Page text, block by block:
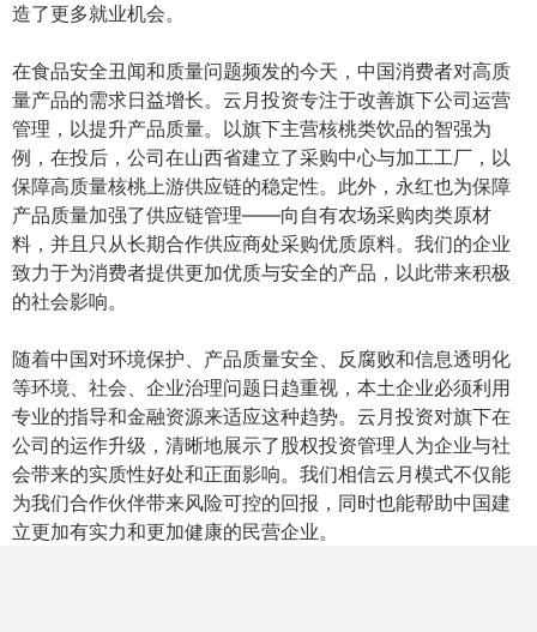
造了更多就业机会。
在食品安全丑闻和质量问题频发的今天，中国消费者对高质
量产品的需求日益增长。云月投资专注于改善旗下公司运营
管理，以提升产品质量。以旗下主营核桃类饮品的智强为
例，在投后，公司在山西省建立了采购中心与加工工厂，以
保障高质量核桃上游供应链的稳定性。此外，永红也为保障
产品质量加强了供应链管理——向自有农场采购肉类原材
料，并且只从长期合作供应商处采购优质原料。我们的企业
致力于为消费者提供更加优质与安全的产品，以此带来积极
的社会影响。
随着中国对环境保护、产品质量安全、反腐败和信息透明化
等环境、社会、企业治理问题日趋重视，本土企业必须利用
专业的指导和金融资源来适应这种趋势。云月投资对旗下在
公司的运作升级，清晰地展示了股权投资管理人为企业与社
会带来的实质性好处和正面影响。我们相信云月模式不仅能
为我们合作伙伴带来风险可控的回报，同时也能帮助中国建
立更加有实力和更加健康的民营企业。